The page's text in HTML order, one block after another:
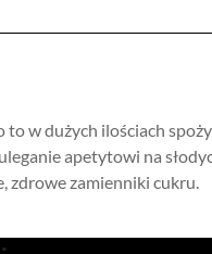
to w dużych ilościach
apetytowi na
zdrowe zamienniki cukru.